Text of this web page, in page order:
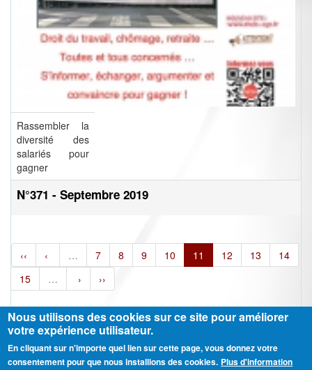
Rassembler la
diversité des
salariés pour
gagner
N°371 - Septembre 2019
‹‹ ‹ … 7 8 9 10 11 12 13
14
15
… › ››
Ⓒ CGT Fédération THCB - Tous les droits réservés - Mentions légales
Nous utilisons des cookies sur ce site pour améliorer
votre expérience utilisateur.
En cliquant sur n'importe quel lien sur cette page, vous donnez votre
consentement pour que nous installions des cookies. Plus d'information